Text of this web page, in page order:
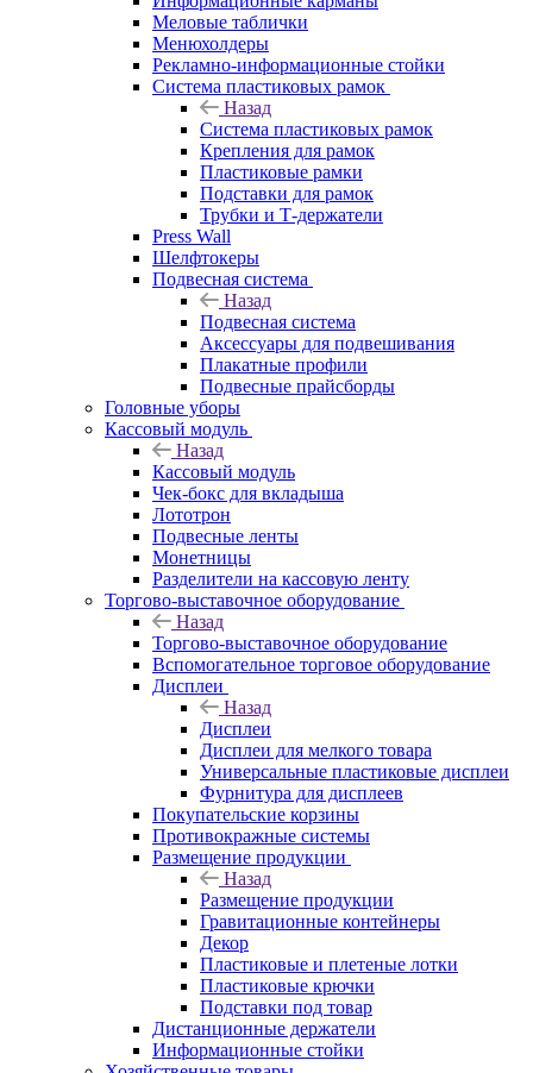
Меловые таблички
Менюхолдеры
Рекламно-информационные стойки
Система пластиковых рамок
Назад
Система пластиковых рамок
Крепления для рамок
Пластиковые рамки
Подставки для рамок
Трубки и Т-держатели
Press Wall
Шелфтокеры
Подвесная система
Назад
Подвесная система
Аксессуары для подвешивания
Плакатные профили
Подвесные прайсборды
Головные уборы
Кассовый модуль
Назад
Кассовый модуль
Чек-бокс для вкладыша
Лототрон
Подвесные ленты
Монетницы
Разделители на кассовую ленту
Торгово-выставочное оборудование
Назад
Торгово-выставочное оборудование
Вспомогательное торговое оборудование
Дисплеи
Назад
Дисплеи
Дисплеи для мелкого товара
Универсальные пластиковые дисплеи
Фурнитура для дисплеев
Покупательские корзины
Противокражные системы
Размещение продукции
Назад
Размещение продукции
Гравитационные контейнеры
Декор
Пластиковые и плетеные лотки
Пластиковые крючки
Подставки под товар
Дистанционные держатели
Информационные стойки